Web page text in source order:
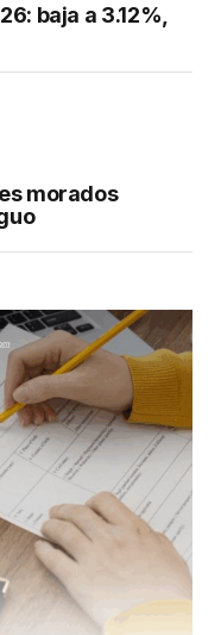
baja a 3.12%,
morados